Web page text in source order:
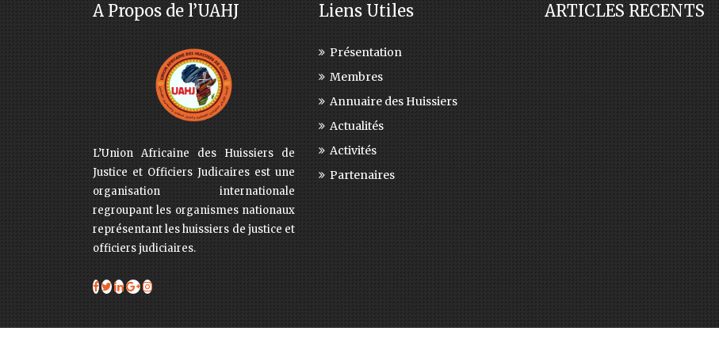
A Propos de l’UAHJ
L’Union Africaine des Huissiers de
Justice et Officiers Judicaires est une
organisation internationale
regroupant les organismes nationaux
représentant les huissiers de justice et
officiers judiciaires.
Liens Utiles
Présentation
Membres
Annuaire des Huissiers
Actualités
Activités
Partenaires
ARTICLES RECENTS